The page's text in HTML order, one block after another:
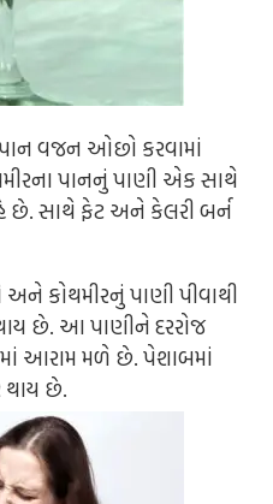
વજન ઓછો કરવામાં
પાનનું પાણી એક સાથે
છે. સાથે ફેટ અને કેલરી બર્ન
અને કોથમીરનું પાણી પીવાથી
છે. આ પાણીને દરરોજ
આરામ મળે છે. પેશાબમાં
છે.